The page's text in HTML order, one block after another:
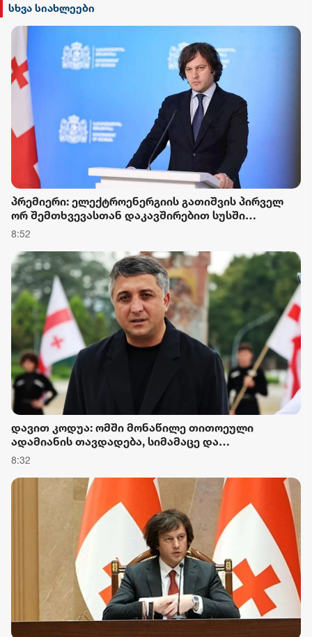
სხვა სიახლეები
პრემიერი: ელექტროენერგიის გათიშვის პირველ
ორ შემთხვევასთან დაკავშირებით სუსში
წარიმართება გამოძიება და ინფორმაციას
საზოგადოებას, მესამე გათიშვას ჰქონდა
კონკრეტული მიზეზი
8:52
დავით კოდუა: ომში მონაწილე თითოეული
ადამიანის თავდადება, სიმამაცე და
სამშობლოსადმი ერთგულება ჩვენი ეროვნული
8:32